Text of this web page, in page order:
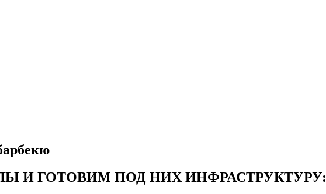
И ГОТОВИМ ПОД НИХ ИНФРАСТРУКТУРУ: